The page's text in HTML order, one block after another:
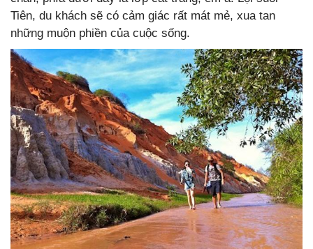
Tiên, du khách sẽ có cảm giác rất mát mẻ, xua tan
những muộn phiền của cuộc sống.